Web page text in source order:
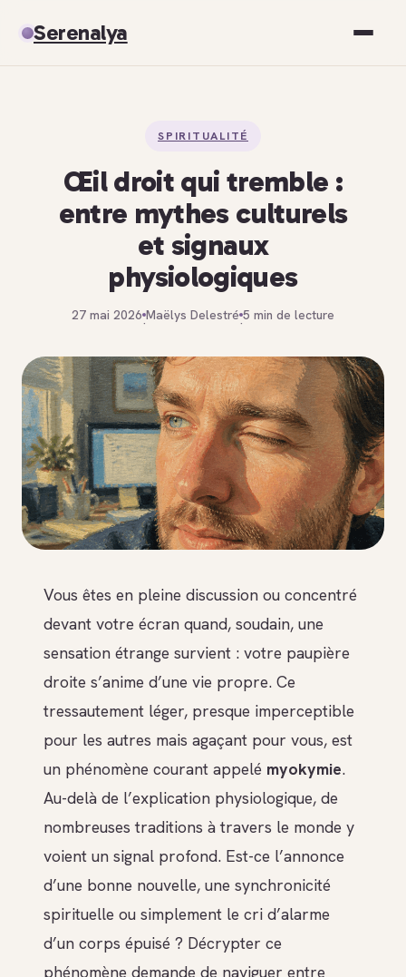
Serenalya
Spiritualité
Développement personnel
SPIRITUALITÉ
Œil droit qui tremble :
entre mythes culturels
et signaux
physiologiques
27 mai 2026
·
Maëlys Delestré
·
5 min de lecture
Vous êtes en pleine discussion ou concentré
devant votre écran quand, soudain, une
sensation étrange survient : votre paupière
droite s’anime d’une vie propre. Ce
tressautement léger, presque imperceptible
pour les autres mais agaçant pour vous, est
un phénomène courant appelé myokymie.
Au-delà de l’explication physiologique, de
nombreuses traditions à travers le monde y
voient un signal profond. Est-ce l’annonce
d’une bonne nouvelle, une synchronicité
spirituelle ou simplement le cri d’alarme
d’un corps épuisé ? Décrypter ce
phénomène demande de naviguer entre